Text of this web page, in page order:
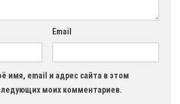
Email
имя, email и адрес сайта в этом
моих комментариев.